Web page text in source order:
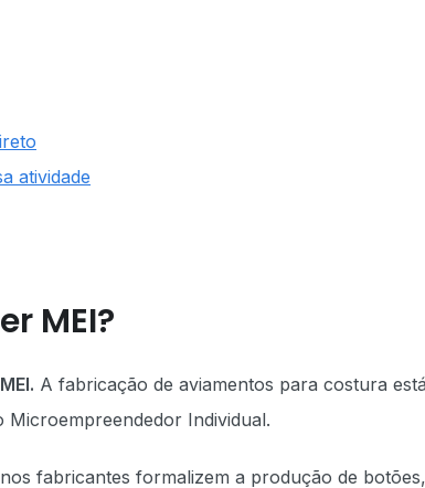
atividade
MEI?
A fabricação de aviamentos para costura
Individual.
fabricantes formalizem a produção de